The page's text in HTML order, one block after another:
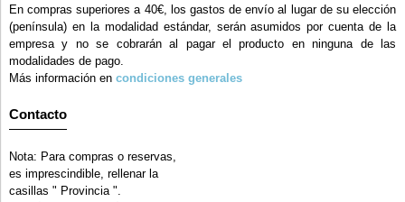
En compras superiores a 40€, los gastos de envío al lugar de su elección
(península) en la modalidad estándar, serán asumidos por cuenta de la
empresa y no se cobrarán al pagar el producto en ninguna de las
modalidades de pago.
Más información en condiciones generales
Contacto
Nota: Para compras o reservas,
es imprescindible, rellenar la
casillas " Provincia ".